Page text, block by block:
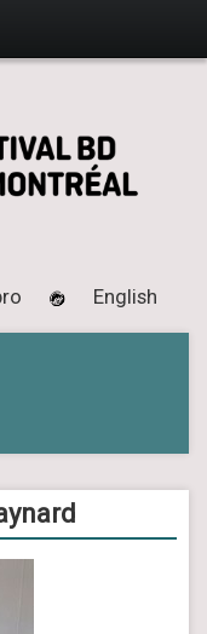
English